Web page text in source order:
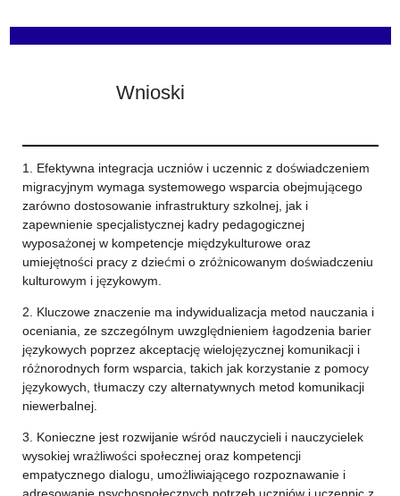
Wnioski
1. Efektywna integracja uczniów i uczennic z doświadczeniem
migracyjnym wymaga systemowego wsparcia obejmującego
zarówno dostosowanie infrastruktury szkolnej, jak i
zapewnienie specjalistycznej kadry pedagogicznej
wyposażonej w kompetencje międzykulturowe oraz
umiejętności pracy z dziećmi o zróżnicowanym doświadczeniu
kulturowym i językowym.
2. Kluczowe znaczenie ma indywidualizacja metod nauczania i
oceniania, ze szczególnym uwzględnieniem łagodzenia barier
językowych poprzez akceptację wielojęzycznej komunikacji i
różnorodnych form wsparcia, takich jak korzystanie z pomocy
językowych, tłumaczy czy alternatywnych metod komunikacji
niewerbalnej.
3. Konieczne jest rozwijanie wśród nauczycieli i nauczycielek
wysokiej wrażliwości społecznej oraz kompetencji
empatycznego dialogu, umożliwiającego rozpoznawanie i